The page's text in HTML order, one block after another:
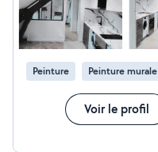
Peinture Peinture murale
Voir le profil